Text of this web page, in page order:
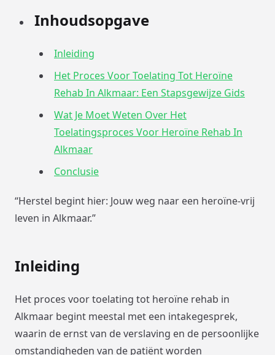
Inhoudsopgave
Inleiding
Het Proces Voor Toelating Tot Heroïne
Rehab In Alkmaar: Een Stapsgewijze Gids
Wat Je Moet Weten Over Het
Toelatingsproces Voor Heroïne Rehab In
Alkmaar
Conclusie
“Herstel begint hier: Jouw weg naar een heroïne-vrij
leven in Alkmaar.”
Inleiding
Het proces voor toelating tot heroïne rehab in
Alkmaar begint meestal met een intakegesprek,
waarin de ernst van de verslaving en de persoonlijke
omstandigheden van de patiënt worden